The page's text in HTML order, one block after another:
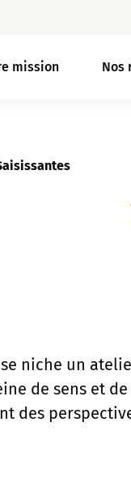
mission Nos
niche un
de sens et de
des